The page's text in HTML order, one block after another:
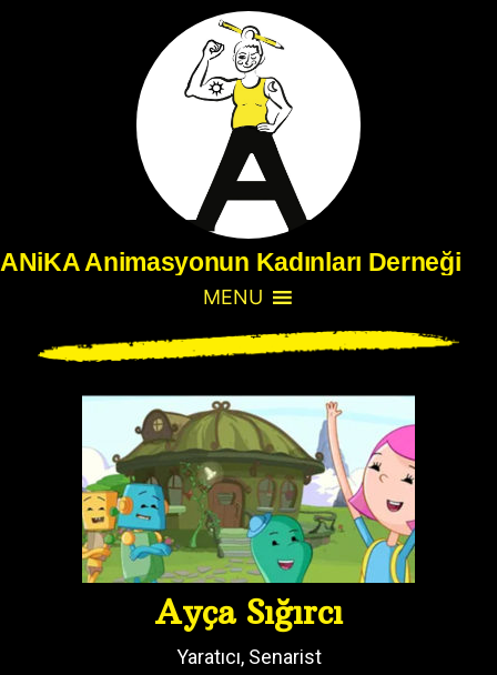
ANiKA Animasyonun Kadınları Derneği
MENU
Ayça Sığırcı
Yaratıcı, Senarist